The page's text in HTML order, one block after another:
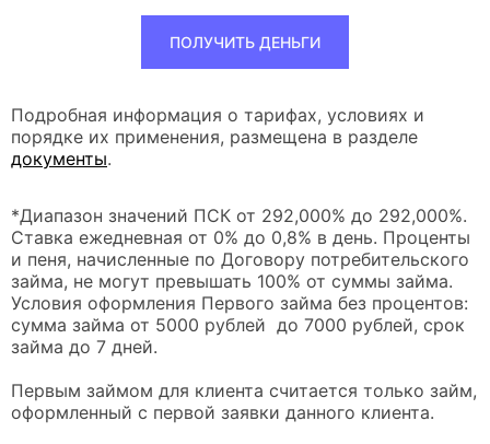
ПОЛУЧИТЬ ДЕНЬГИ
Подробная информация о тарифах, условиях и
порядке их применения, размещена в разделе
документы.
*Диапазон значений ПСК от 292,000% до 292,000%.
Ставка ежедневная от 0% до 0,8% в день. Проценты
и пеня, начисленные по Договору потребительского
займа, не могут превышать 100% от суммы займа.
Условия оформления Первого займа без процентов:
сумма займа от 5000 рублей до 7000 рублей, срок
займа до 7 дней.
Первым займом для клиента считается только займ,
оформленный с первой заявки данного клиента.